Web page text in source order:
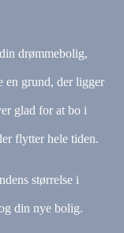
drømmebolig,
en grund, der ligger
glad for at bo i
flytter hele tiden.
størrelse i
din nye bolig.